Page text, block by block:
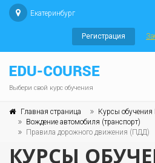
Екатеринбург
Регистрация
Выбери свой курс обучения
Главная страница
Курсы обучения
Вождение автомобиля (транспорт)
Правила дорожного движения (ПДД)
КУРСЫ